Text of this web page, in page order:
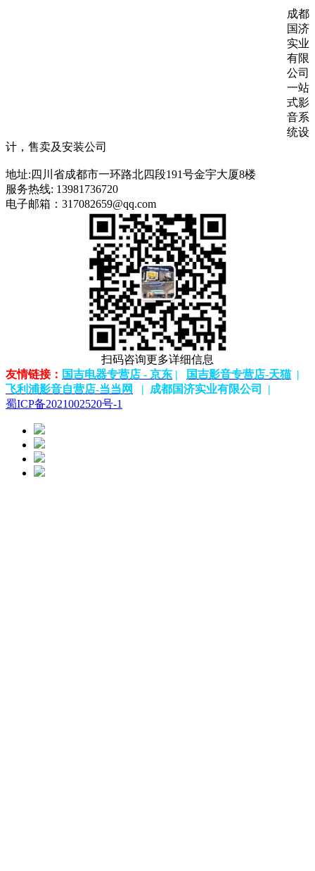
成都
国济
实业
有限
公司
一站
式影
音系
统设
计，售卖及安装公司
地址:四川省成都市一环路北四段191号金宇大厦8楼
服务热线: 13981736720
电子邮箱：317082659@qq.com
扫码咨询更多详细信息
友情链接： 国吉电器专营店 - 京东 | 国吉影音专营店-天猫|
飞利浦影音自营店-当当网 | 成都国济实业有限公司 |
蜀ICP备2021002520号-1